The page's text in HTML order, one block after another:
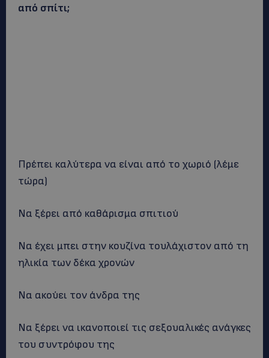
από σπίτι;
Πρέπει καλύτερα να είναι από το χωριό (λέμε
τώρα)
Να ξέρει από καθάρισμα σπιτιού
Να έχει μπει στην κουζίνα τουλάχιστον από τη
ηλικία των δέκα χρονών
Να ακούει τον άνδρα της
Να ξέρει να ικανοποιεί τις σεξουαλικές ανάγκες
του συντρόφου της